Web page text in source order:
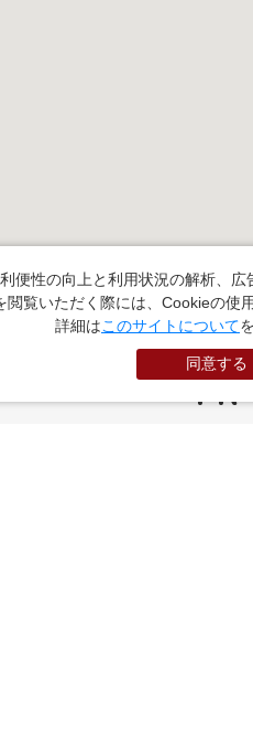
PR
便性の向上と利用状況の解析、広
閲覧いただく際には、Cookieの使
詳細はこのサイトについて
同意する